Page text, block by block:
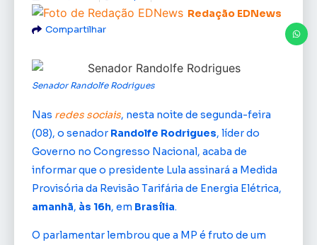
Redação EDNews
Compartilhar
Senador Randolfe Rodrigues
Nas redes sociais, nesta noite de segunda-feira
(08), o senador Randolfe Rodrigues, líder do
Governo no Congresso Nacional, acaba de
informar que o presidente Lula assinará a Medida
Provisória da Revisão Tarifária de Energia Elétrica,
amanhã, às 16h, em Brasília.
O parlamentar lembrou que a MP é fruto de um